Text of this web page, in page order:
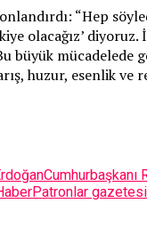
“Hep
olacağız’
büyük
huzur, esenlik ve
Cumhurbaşkanı
Patronlar gazetesi